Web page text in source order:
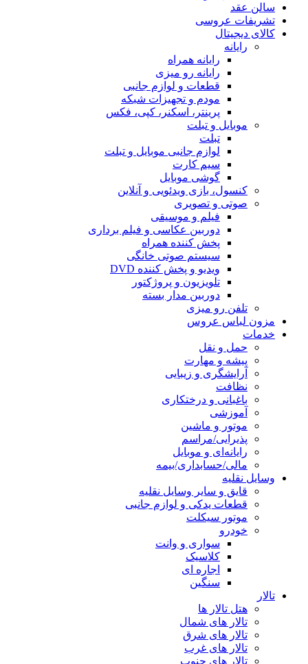
سالن عقد
تشریفات عروسی
کالای دیجیتال
رایانه
رایانه همراه
رایانه رو میزی
قطعات و لوازم جانبی
مودم و تجهیزات شبکه
پرینتر، اسکنر، کپی، فکس
موبایل و تبلت
تبلت
لوازم جانبی موبایل و تبلت
سیم کارت
گوشی موبایل
کنسول، بازی‌ ویدئویی و آنلاین
صوتی و تصویری
فیلم و موسیقی
دوربین عکاسی و فیلم برداری
پخش کننده همراه
سیستم صوتی خانگی
ویدیو و پخش کننده DVD
تلویزیون و پروژکتور
دوربین مدار بسته
تلفن رو میزی
مزون لباس عروس
خدمات
حمل و نقل
پیشه و مهارت
آرایشگری و زیبایی
نظافت
باغبانی و درختکاری
آموزشی
موتور و ماشین
پذیرایی/مراسم
رایانه‌ای و موبایل
مالی/حسابداری/بیمه
وسایل نقلیه
قایق و سایر وسایل نقلیه
قطعات یدکی و لوازم جانبی
موتور سیکلت
خودرو
سواری و وانت
کلاسیک
اجاره ای
سنگین
تالار
هتل تالار ها
تالار های شمال
تالار های شرق
تالار های غرب
تالار های جنوب